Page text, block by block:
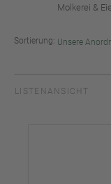
Molkerei &
Sortierung:
LISTENANSICHT